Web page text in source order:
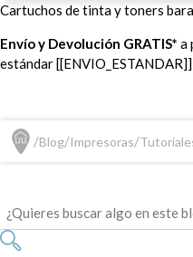
Cartuchos de tinta y toners
Envío y Devolución GRATIS* a
estándar
Blog Impresoras